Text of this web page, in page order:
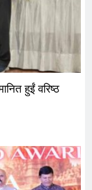
हुईं वरिष्ठ